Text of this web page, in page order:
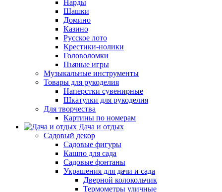
Нарды
Шашки
Домино
Казино
Русское лото
Крестики-нолики
Головоломки
Пьяные игры
Музыкальные инструменты
Товары для рукоделия
Наперстки сувенирные
Шкатулки для рукоделия
Для творчества
Картины по номерам
Дача и отдых
Садовый декор
Садовые фигуры
Кашпо для сада
Садовые фонтаны
Украшения для дачи и сада
Дверной колокольчик
Термометры уличные